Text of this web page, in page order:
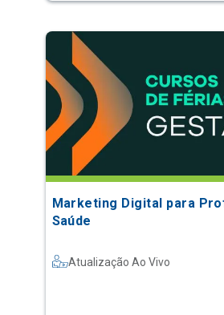
Marketing Digital para
Saúde
Atualização Ao Vivo